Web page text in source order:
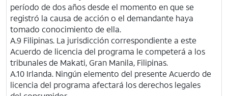
período de dos años desde el momento en que se
registró la causa de acción o el demandante haya
tomado conocimiento de ella.
A.9 Filipinas. La jurisdicción correspondiente a este
Acuerdo de licencia del programa le competerá a los
tribunales de Makati, Gran Manila, Filipinas.
A.10 Irlanda. Ningún elemento del presente Acuerdo de
licencia del programa afectará los derechos legales